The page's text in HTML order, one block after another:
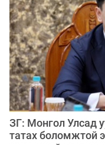
ЗГ: Монгол Улсад
татах боломжтой